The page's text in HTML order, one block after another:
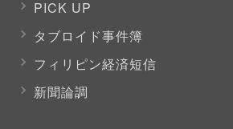
PICK UP
タブロイド事件簿
フィリピン経済短信
新聞論調